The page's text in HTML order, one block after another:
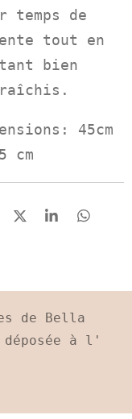
temps de
tout en
bien
45cm
cm
P
g
e
r
P
g
e
r
P
g
r
de Bella
à l'